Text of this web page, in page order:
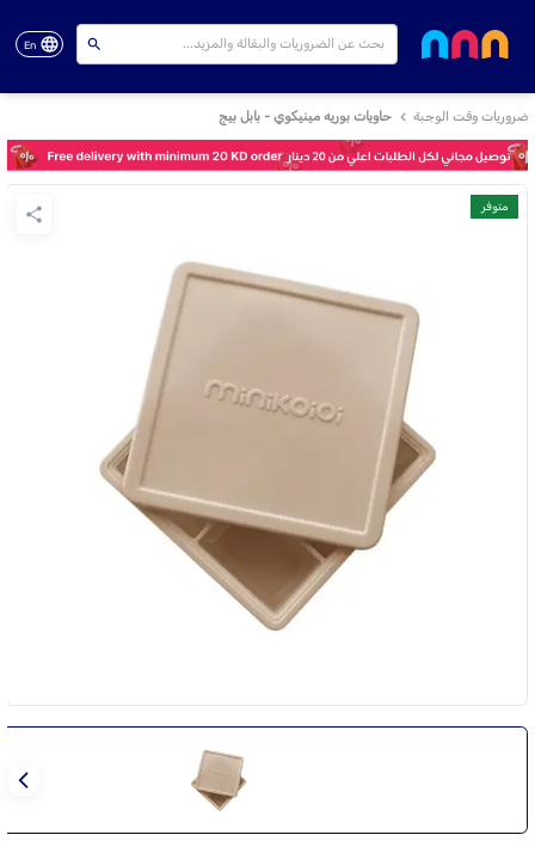
En
ضروريات وقت الوجبة حاويات بوريه مينيكوي - بابل بيج
متوفر